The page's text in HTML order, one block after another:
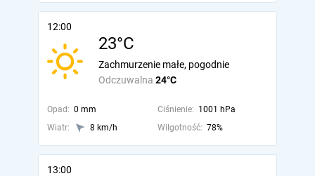
12:00
23°C
Odczuwalna 24°C
Zachmurzenie małe, pogodnie
Opad: 0 mm Ciśnienie: 1001 hPa
Wiatr:
8 km/h Wilgotność: 78%
13:00